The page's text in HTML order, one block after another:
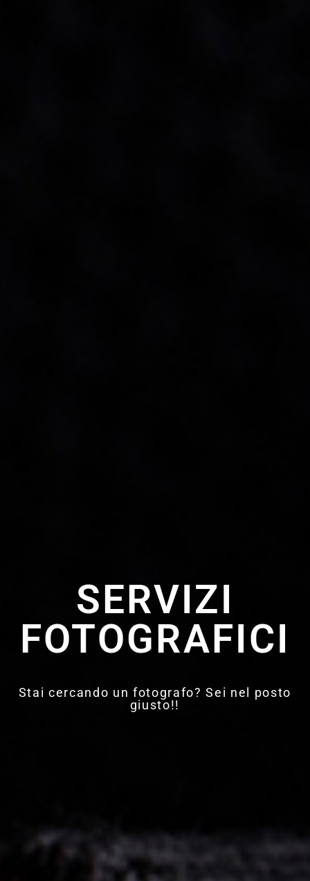
SERVIZI
FOTOGRAFICI
Stai cercando un fotografo? Sei nel posto
giusto!!